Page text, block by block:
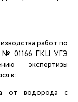
работ по
№ 01166 ГКЦ УГЭ
экспертизы
в:
от водорода с